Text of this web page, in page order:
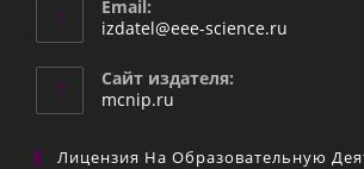
Email:
izdatel@eee-science.ru
Сайт издателя:
mcnip.ru
Лицензия На Образовательную